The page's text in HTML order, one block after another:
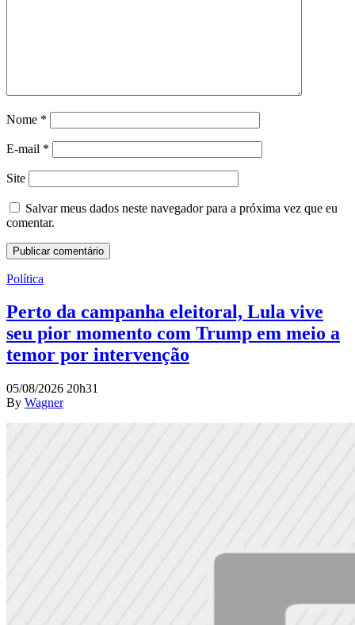
Nome *
E-mail *
Site
Salvar meus dados neste navegador para a próxima vez que eu
comentar.
Política
Perto da campanha eleitoral, Lula vive
seu pior momento com Trump em meio a
temor por intervenção
05/08/2026 20h31
By Wagner